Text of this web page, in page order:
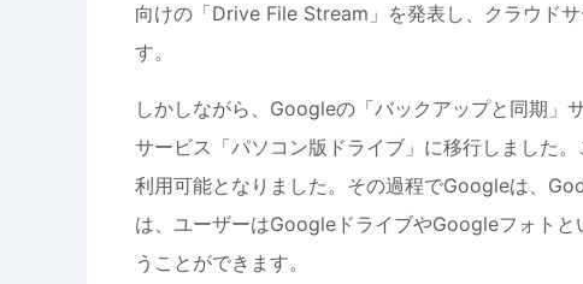
向けの「Drive File Stream」を発表し、クラウド
す。
しかしながら、Googleの「バックアップと同期」
サービス「パソコン版ドライブ」に移行しました
利用可能となりました。その過程でGoogleは、
は、ユーザーはGoogleドライブやGoogleフォト
うことができます。